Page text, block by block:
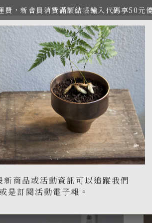
費，新會員消費滿額結帳輸入代碼享50元
食 冶所 創作與插畫 禮品推薦
首頁 毛孩友善 狗
商品或活動資訊可以追蹤我們
是訂閱活動電子報。